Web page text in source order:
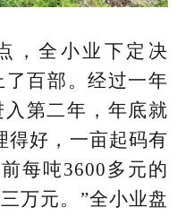
，全小业下定决
百部。经过一年
第二年，年底就
得好，一亩起码有
每吨3600多元的
万元。”全小业盘